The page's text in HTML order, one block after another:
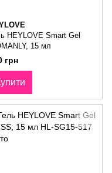
HEYLOVE Smart Gel
15 мл
грн